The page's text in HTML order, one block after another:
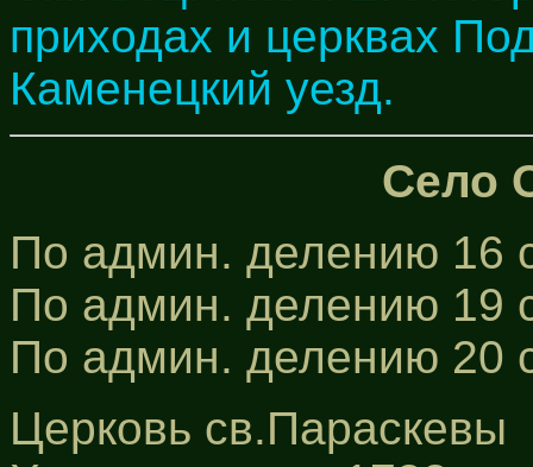
приходах и церквах
Каменецкий уезд.
Село
По админ. делению 16
По админ. делению 19
По админ. делению 20
Церковь св.Параскевы